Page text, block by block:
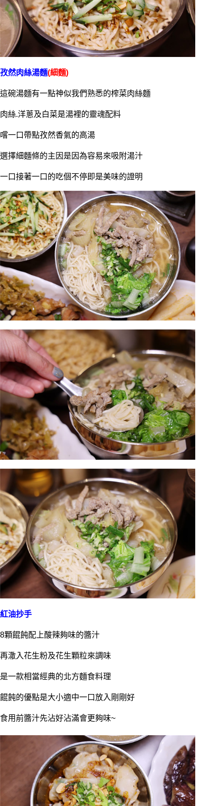
孜然肉絲湯麵(細麵)
這碗湯麵有一點神似我們熟悉的榨菜肉絲麵
肉絲.洋蔥及白菜是湯裡的靈魂配料
嚐一口帶點孜然香氣的高湯
選擇細麵條的主因是因為容易來吸附湯汁
一口接著一口的吃個不停即是美味的證明
紅油抄手
8顆餛飩配上酸辣夠味的醬汁
再潵入花生粉及花生顆粒來調味
是一款相當經典的北方麵食料理
餛飩的優點是大小適中一口放入剛剛好
食用前醬汁先沾好沾滿會更夠味~